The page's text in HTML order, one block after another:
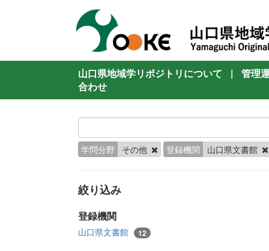
山口県地域学リポジトリについて |
管理
合わせ
学問分野 その他 登録機関 山口県文書館
絞り込み
登録機関
山口県文書館 12